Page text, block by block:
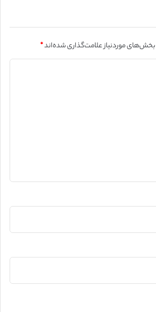
بخش‌های موردنیاز علامت‌گذاری شده‌اند*